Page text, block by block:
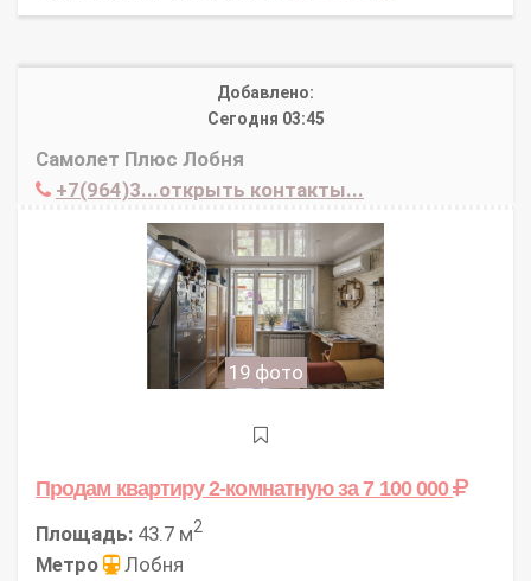
Добавлено:
Сегодня 03:45
Самолет Плюс Лобня
+7(964)3...открыть контакты...
19 фото
Продам квартиру 2-комнатнуюза 7 100 000
Площадь: 43.7 м2
Метро
Лобня